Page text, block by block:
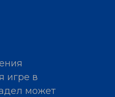
игре в
может